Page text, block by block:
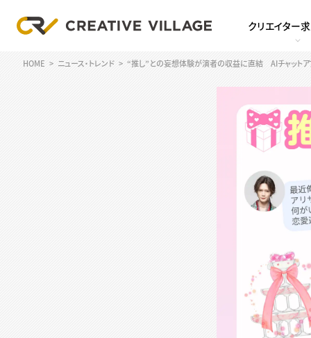
クリエイター
HOME ニュース・トレンド “推し”との妄想体験が演者の収益に直結 AIチャットア